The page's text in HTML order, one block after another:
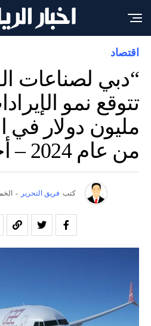
اقتصاد
“دبي لصناعات
مليون دولار في
من عام 2024 – أخبار
كتب فريق التحرير - الخميس